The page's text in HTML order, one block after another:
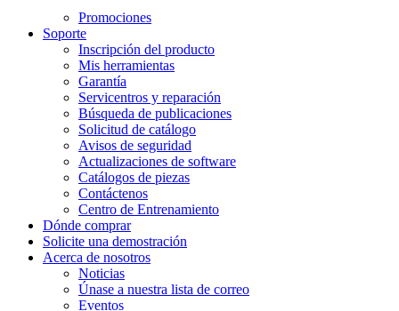
Promociones
Soporte
Inscripción del producto
Mis herramientas
Garantía
Servicentros y reparación
Búsqueda de publicaciones
Solicitud de catálogo
Avisos de seguridad
Actualizaciones de software
Catálogos de piezas
Contáctenos
Centro de Entrenamiento
Dónde comprar
Solicite una demostración
Acerca de nosotros
Noticias
Únase a nuestra lista de correo
Eventos